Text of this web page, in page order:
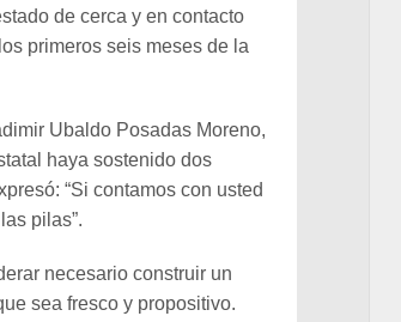
de cerca y en contacto
primeros seis meses de la
Ubaldo Posadas Moreno,
haya sostenido dos
“Si contamos con usted
pilas”.
necesario construir un
sea fresco y propositivo.